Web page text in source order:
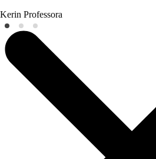
Kerin Professora